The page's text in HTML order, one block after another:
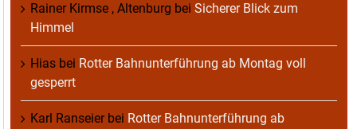
Rainer Kirmse , Altenburg bei Sicherer Blick zum
Himmel
Hias bei Rotter Bahnunterführung ab Montag voll
gesperrt
Karl Ranseierbei Rotter Bahnunterführung ab